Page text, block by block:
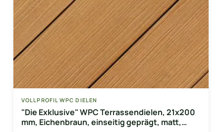
VOLLPROFIL WPC DIELEN
"Die Exklusive" WPC Terrassendielen, 21x200
mm, Eichenbraun, einseitig geprägt, matt,